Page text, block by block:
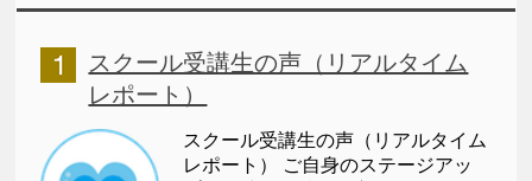
スクール受講生の声（リアルタイム
レポート）
スクール受講生の声（リアルタイム
レポート） ご自身のステージアッ